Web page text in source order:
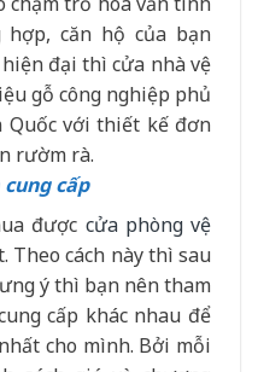
căn hộ của bạn
đại thì cửa nhà vệ
gỗ công nghiệp phủ
Quốc với thiết kế đơn
rườm rà.
cấp
được cửa phòng vệ
Theo cách này thì sau
ý thì bạn nên tham
cấp khác nhau để
cho mình. Bởi mỗi